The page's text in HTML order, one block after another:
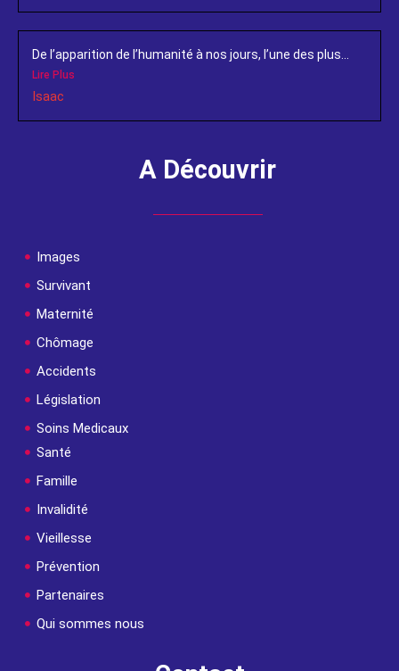
De l’apparition de l’humanité à nos jours, l’une des plus...
Lire Plus
Isaac
A Découvrir
Images
Survivant
Maternité
Chômage
Accidents
Législation
Soins Medicaux
Santé
Famille
Invalidité
Vieillesse
Prévention
Partenaires
Qui sommes nous